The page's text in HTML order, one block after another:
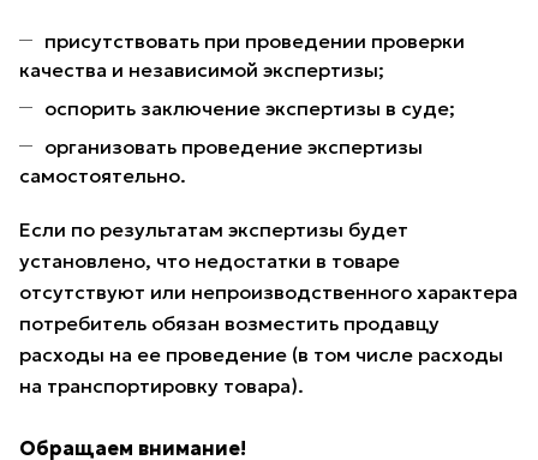
присутствовать при проведении проверки
качества и независимой экспертизы;
оспорить заключение экспертизы в суде;
организовать проведение экспертизы
самостоятельно.
Если по результатам экспертизы будет
установлено, что недостатки в товаре
отсутствуют или непроизводственного характера
потребитель обязан возместить продавцу
расходы на ее проведение (в том числе расходы
на транспортировку товара).
Обращаем внимание!